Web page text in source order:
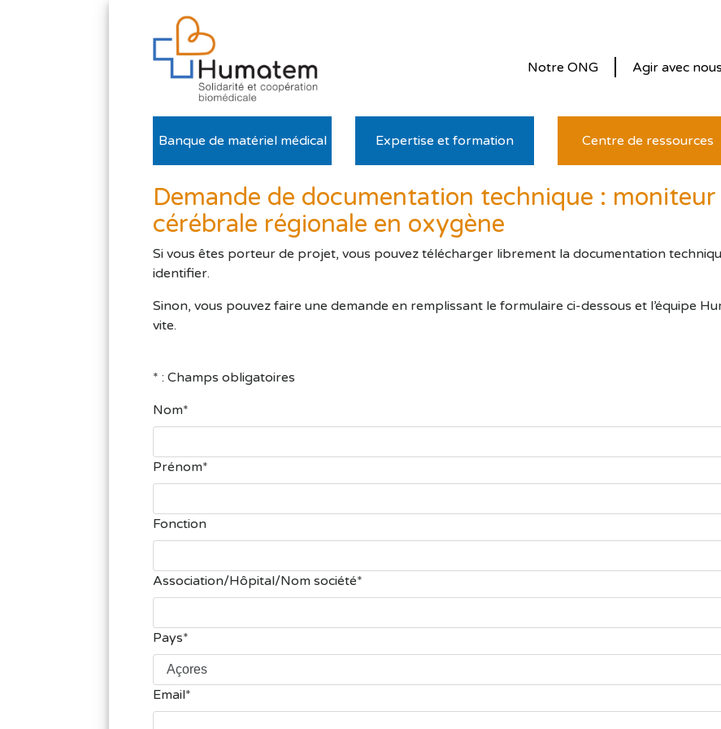
Agir avec nous
Notre ONG
Banque de matériel médical Expertise et formation Centre de ressources
Demande de documentation technique :
cérébrale régionale en oxygène
Si vous êtes porteur de projet, vous pouvez télécharger librement la documentation
identifier.
Sinon, vous pouvez faire une demande en remplissant le formulaire ci-dessous et l’équipe
vite.
* : Champs obligatoires
Nom
Prénom
Fonction
Association/Hôpital/Nom société
Pays
Email